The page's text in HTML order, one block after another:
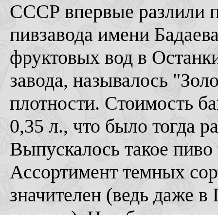
СССР впервые разлили
пивзавода имени
фруктовых вод в
завода, называлось
плотности. Стоимость
0,35 л., что было тогда
Выпускалось такое пиво
Ассортимент темных
значителен (ведь даже